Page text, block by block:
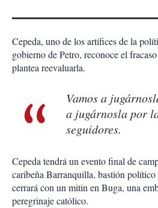
Cepeda, uno de los artífices de la
gobierno de Petro, reconoce el
plantea reevaluarla.
Vamos a
a jugárnosla por
seguidores.
Cepeda tendrá un evento final de
caribeña Barranquilla, bastión
cerrará con un mitin en Buga, una
peregrinaje católico.